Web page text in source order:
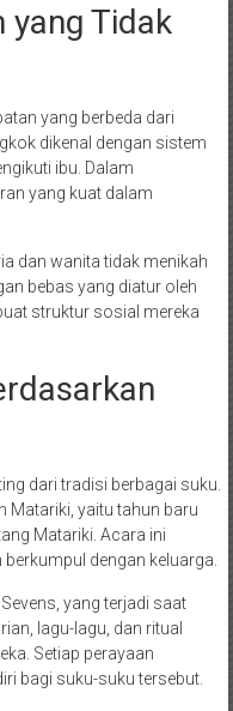
yang Tidak
yang berbeda dari
dikenal dengan sistem
ibu. Dalam
yang kuat dalam
dan wanita tidak menikah
bebas yang diatur oleh
struktur sosial mereka
dari tradisi berbagai suku.
Matariki, yaitu tahun baru
Matariki. Acara ini
dengan keluarga.
yang terjadi saat
lagu-lagu, dan ritual
Setiap perayaan
bagi suku-suku tersebut.